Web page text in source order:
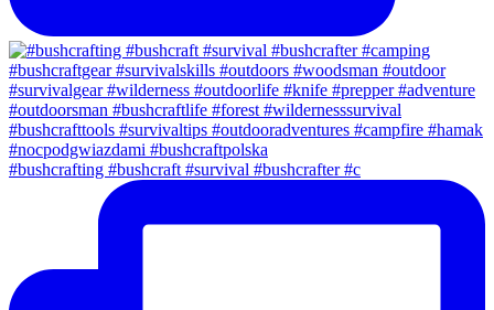
#bushcrafting #bushcraft #survival #bushcrafter #c